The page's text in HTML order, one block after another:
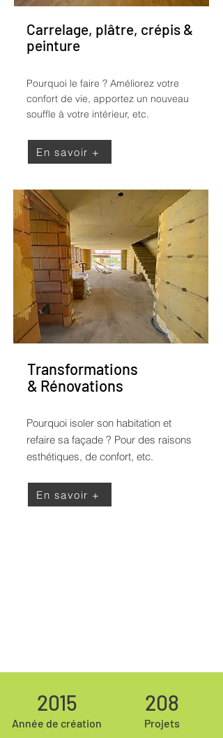
Carrelage, plâtre, crépis &
peinture
Pourquoi le faire ? Améliorez votre
confort de vie, apportez un nouveau
souffle à votre intérieur, etc.
En savoir +
Transformations
& Rénovations
Pourquoi isoler son habitation et
refaire sa façade ? Pour des raisons
esthétiques, de confort, etc.
En savoir +
2015
Année de création
208
Projets